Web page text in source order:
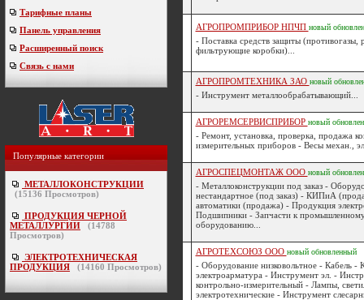
Тарифные планы
Панель управления
Расширенный поиск
Связь с нами
Популярные категории
МЕТАЛЛОКОНСТРУКЦИИ
(15136 Просмотров)
ПРОДУКЦИЯ ЧЕРНОЙ
МЕТАЛЛУРГИИ
(14788
Просмотров)
ЭЛЕКТРОТЕХНИЧЕСКАЯ
ПРОДУКЦИЯ
(14160 Просмотров)
АГРОПРОМПРИБОР НПЧП новый
- Поставка средств защиты (противогазы,
фильтрующие коробки)...
АГРОПРОМТЕХНИКА ЗАО новый
- Инструмент металлообрабатывающий...
АГРОРЕМСЕРВИСПРИБОР новый
- Ремонт, установка, проверка, продажа
измерительных приборов - Весы механ.,
АГРОСПЕЦМОНТАЖ ООО новый
- Металлоконструкции под заказ -
нестандартное (под заказ) - КИПиА
автоматики (продажа) - Продукция
Подшипники - Запчасти к
оборудованию...
АГРОТЕХСОЮЗ ООО новый обновленный
- Оборудование низковольтное - Кабель -
электроарматура - Инструмент эл. -
контрольно-измерительный - Лампы,
электротехнические - Инструмент